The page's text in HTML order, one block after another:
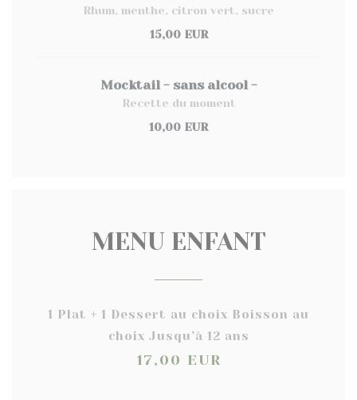
Rhum, menthe, citron vert, sucre
15,00 EUR
Mocktail - sans alcool -
Recette du moment
10,00 EUR
MENU ENFANT
1 Plat + 1 Dessert au choix Boisson au
choix Jusqu’à 12 ans
17,00 EUR